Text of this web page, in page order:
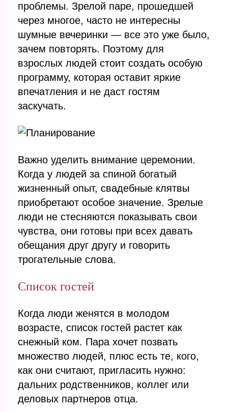
проблемы. Зрелой паре, прошедшей
через многое, часто не интересны
шумные вечеринки — все это уже было,
зачем повторять. Поэтому для
взрослых людей стоит создать особую
программу, которая оставит яркие
впечатления и не даст гостям
заскучать.
Важно уделить внимание церемонии.
Когда у людей за спиной богатый
жизненный опыт, свадебные клятвы
приобретают особое значение. Зрелые
люди не стесняются показывать свои
чувства, они готовы при всех давать
обещания друг другу и говорить
трогательные слова.
Список гостей
Когда люди женятся в молодом
возрасте, список гостей растет как
снежный ком. Пара хочет позвать
множество людей, плюс есть те, кого,
как они считают, пригласить нужно:
дальних родственников, коллег или
деловых партнеров отца.